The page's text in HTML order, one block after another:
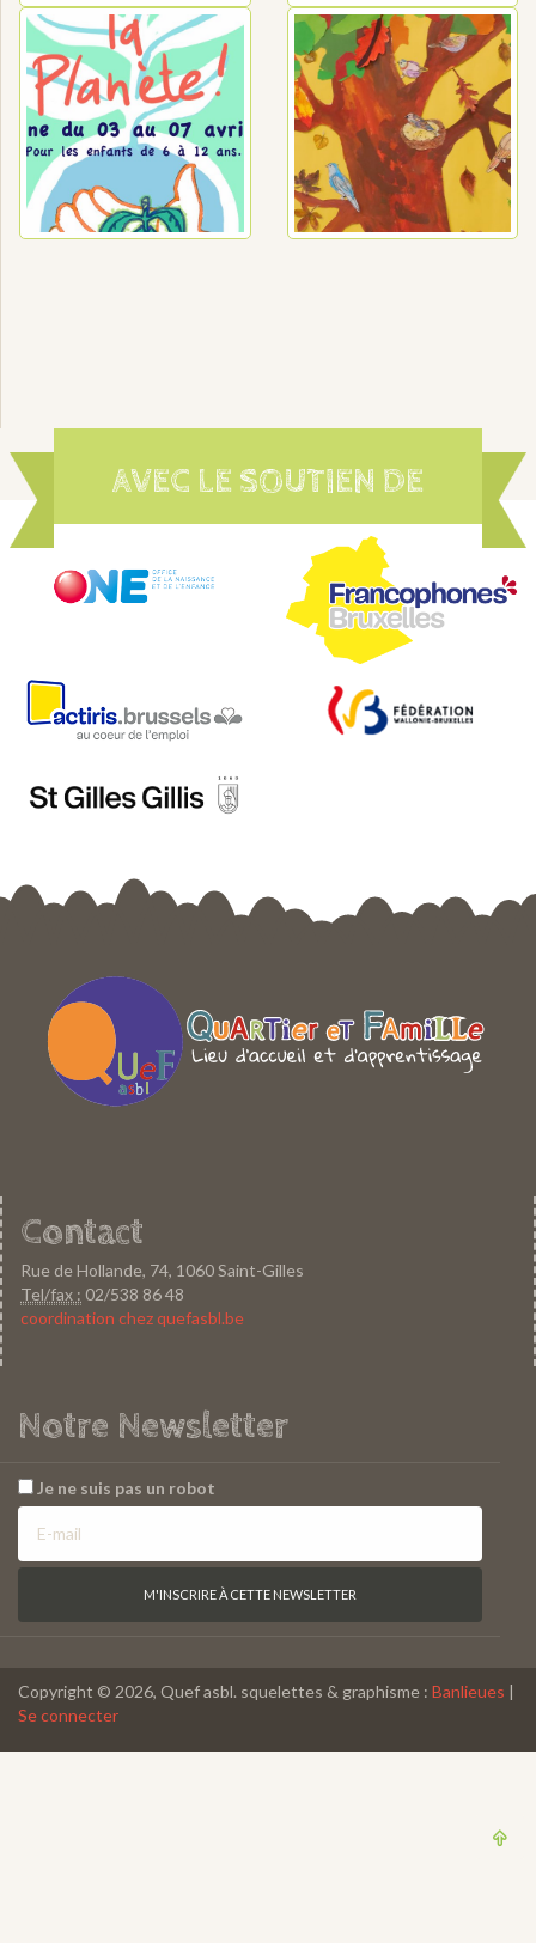
AVEC LE SOUTIEN DE
Contact
Rue de Hollande, 74, 1060 Saint-Gilles
Tel/fax : 02/538 86 48
coordination chez quefasbl.be
Notre Newsletter
Je ne suis pas un robot
Copyright © 2026, Quef asbl. squelettes & graphisme : Banlieues |
Se connecter